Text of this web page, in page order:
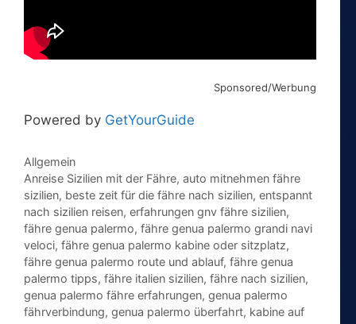
Sponsored/Werbung
Powered by GetYourGuide
Kategorien
Allgemein
Schlagwörter
Anreise Sizilien mit der Fähre, auto mitnehmen fähre
sizilien, beste zeit für die fähre nach sizilien, entspannt
nach sizilien reisen, erfahrungen gnv fähre sizilien,
fähre genua palermo, fähre genua palermo grandi navi
veloci, fähre genua palermo kabine oder sitzplatz,
fähre genua palermo route und ablauf, fähre genua
palermo tipps, fähre italien sizilien, fähre nach sizilien,
genua palermo fähre erfahrungen, genua palermo
fährverbindung, genua palermo überfahrt, kabine auf